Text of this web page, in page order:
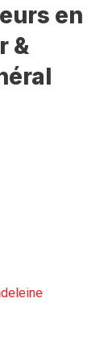
en
&